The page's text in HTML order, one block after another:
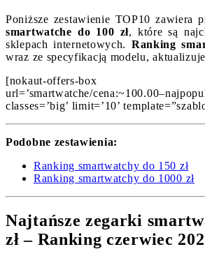
Poniższe zestawienie TOP10 zawiera
smartwatche do 100 zł, które są
sklepach internetowych. Ranking
wraz ze specyfikacją modelu,
[nokaut-offers-box
url=’smartwatche/
classes=’big’ limit=’10’
Podobne zestawienia:
Ranking smartwatchy do 150 zł
Ranking smartwatchy do 1000 zł
Najtańsze zegarki
zł – Ranking czerwiec